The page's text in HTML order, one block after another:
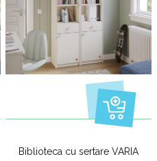
Biblioteca cu sertare VARIA